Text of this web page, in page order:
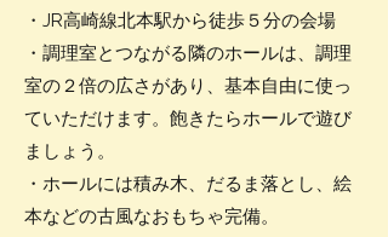
・JR高崎線北本駅から徒歩５分の会場
・調理室とつながる隣のホールは、調理
室の２倍の広さがあり、基本自由に使っ
ていただけます。飽きたらホールで遊び
ましょう。
・ホールには積み木、だるま落とし、絵
本などの古風なおもちゃ完備。